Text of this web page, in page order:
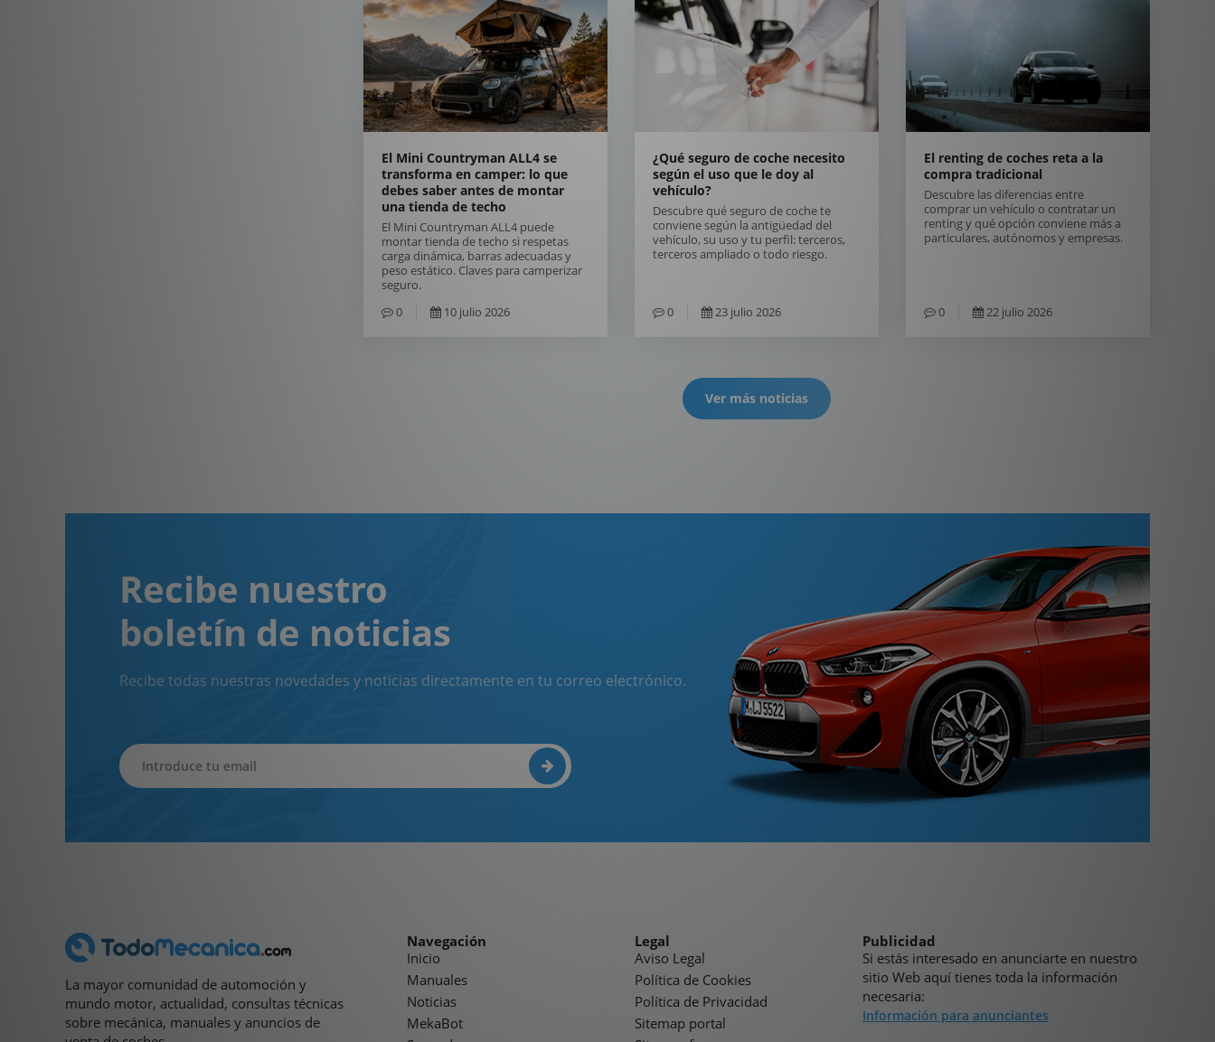
El Mini Countryman ALL4 se
transforma en camper: lo que
debes saber antes de montar
una tienda de techo
El Mini Countryman ALL4 puede
montar tienda de techo si respetas
carga dinámica, barras adecuadas y
peso estático. Claves para camperizar
seguro.
0
10 julio 2026
¿Qué seguro de coche necesito
según el uso que le doy al
vehículo?
Descubre qué seguro de coche te
conviene según la antigüedad del
vehículo, su uso y tu perfil: terceros,
terceros ampliado o todo riesgo.
0 23 julio 2026
El renting de coches reta a la
compra tradicional
Descubre las diferencias entre
comprar un vehículo o contratar un
renting y qué opción conviene más a
particulares, autónomos y empresas.
0 22 julio 2026
Ver más noticias
Recibe nuestro
boletín de noticias
Recibe todas nuestras novedades y noticias directamente en tu correo electrónico.
La mayor comunidad de automoción y
mundo motor, actualidad, consultas técnicas
sobre mecánica, manuales y anuncios de
Navegación
Inicio
Manuales
Noticias
MekaBot
Legal
Aviso Legal
Política de Cookies
Política de Privacidad
Sitemap portal
Publicidad
Si estás interesado en anunciarte en nuestro
sitio Web aquí tienes toda la información
necesaria:
Información para anunciantes